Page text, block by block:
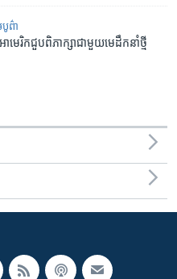
បូព៌ា
ាមេរិក​ជួប​ពិភាក្សា​ជាមួយ​មេដឹកនាំ​ថ្មី​